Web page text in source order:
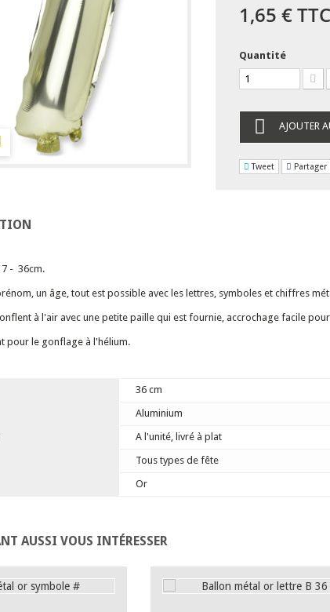
1,65 €TTC
Quantité
AJOUTER
Tweet Partager
- 36cm.
un âge, tout est possible avec les lettres, symboles et chiffres
à l'air avec une petite paille qui est fournie, accrochage facile
pour le gonflage à l'hélium.
36 cm
Aluminium
A l'unité, livré à plat
Tous types de fête
Or
AUSSI VOUS INTÉRESSER